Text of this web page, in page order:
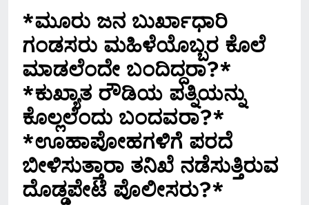
*ಮೂರು ಜನ ಬುರ್ಖಾಧಾರಿ
ಗಂಡಸರು ಮಹಿಳೆಯೊಬ್ಬರ ಕೊಲೆ
ಮಾಡಲೆಂದೇ ಬಂದಿದ್ದರಾ?*
*ಕುಖ್ಯಾತ ರೌಡಿಯ ಪತ್ನಿಯನ್ನು
ಕೊಲ್ಲಲೆಂದು ಬಂದವರಾ?*
*ಊಹಾಪೋಹಗಳಿಗೆ ಪರದೆ
ಬೀಳಿಸುತ್ತಾರಾ ತನಿಖೆ ನಡೆಸುತ್ತಿರುವ
ದೊಡ್ಡಪೇಟೆ ಪೊಲೀಸರು?*